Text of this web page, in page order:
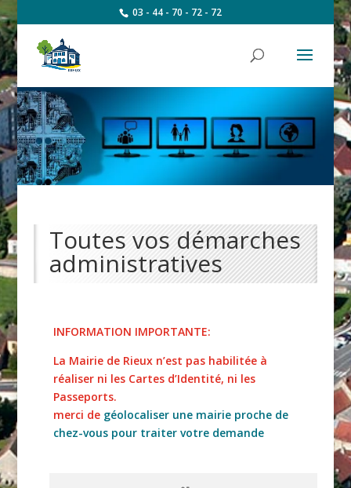
03 - 44 - 70 - 72 - 72
Toutes vos démarches
administratives
INFORMATION IMPORTANTE:
La Mairie de Rieux n’est pas habilitée à
réaliser ni les Cartes d’Identité, ni les
Passeports.
merci de géolocaliser une mairie proche de
chez-vous pour traiter votre demande